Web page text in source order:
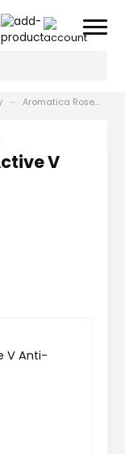
Aromatica Rosemary Active V Anti-Hair Loss Tonic
V